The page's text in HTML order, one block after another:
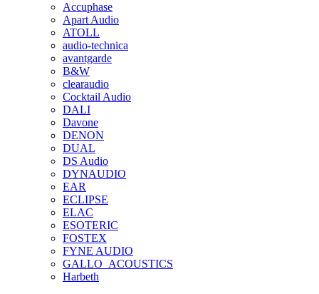
Accuphase
Apart Audio
ATOLL
audio-technica
avantgarde
B&W
clearaudio
Cocktail Audio
DALI
Davone
DENON
DUAL
DS Audio
DYNAUDIO
EAR
ECLIPSE
ELAC
ESOTERIC
FOSTEX
FYNE AUDIO
GALLO_ACOUSTICS
Harbeth